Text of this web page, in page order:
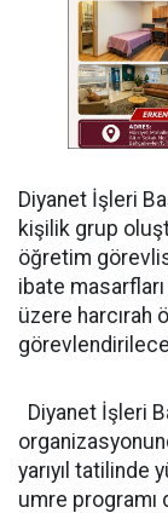
Diyanet İşleri
kişilik grup
öğretim
ibate
üzere harcırah
Diyanet İşleri
yarıyıl
umre